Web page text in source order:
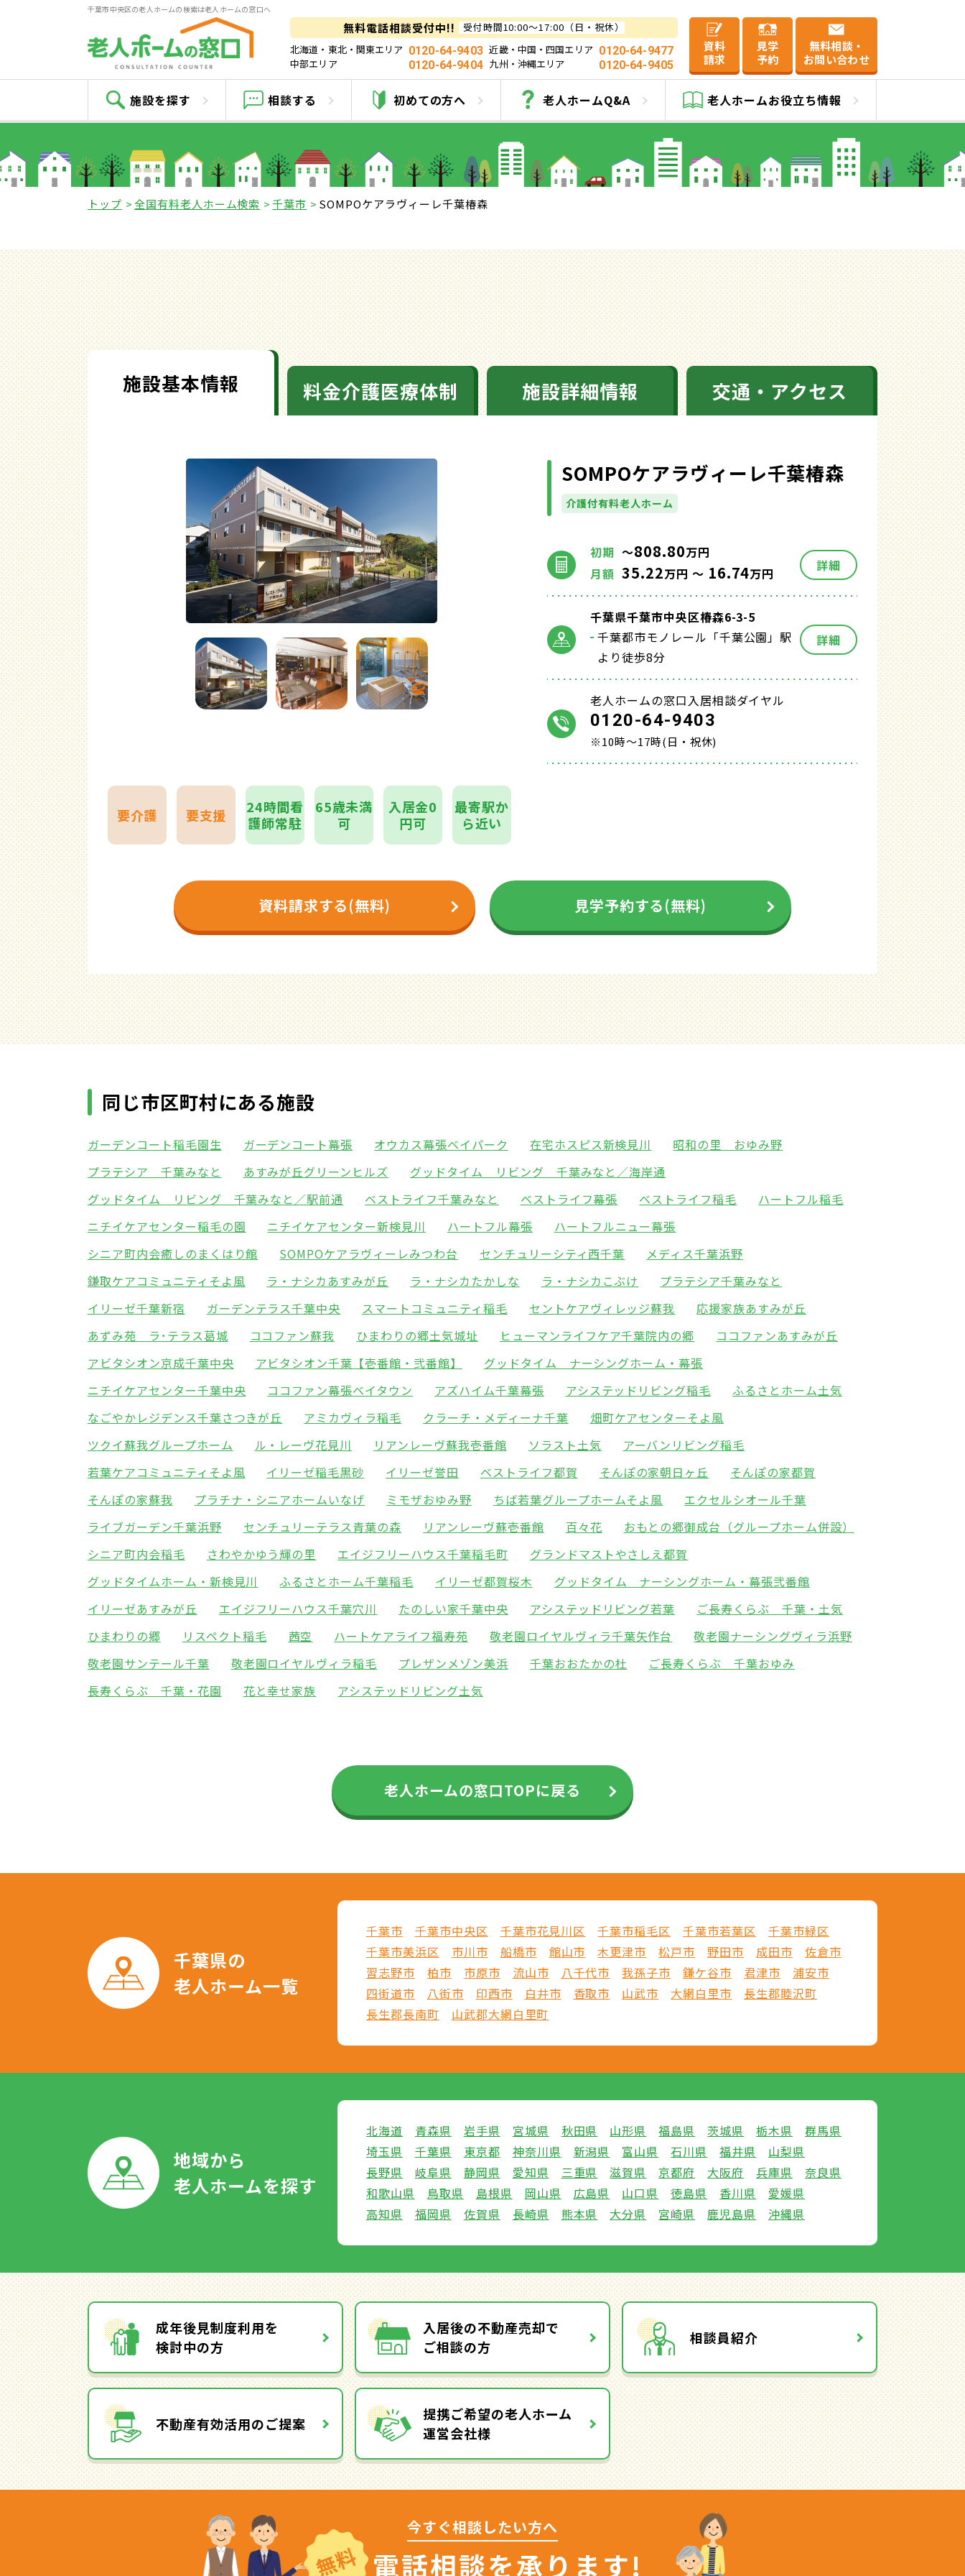
千葉市中央区の老人ホームの検索は老人ホームの窓口へ
無料電話相談受付中!!
受付時間10:00～17:00（日・祝休）
北海道・東北・関東エリア 0120-64-9403 近畿・中国・四国エリア 0120-64-9477
中部エリア
0120-64-9404 九州・沖縄エリア 0120-64-9405
資料
請求
見学
予約
無料相談・
お問い合わせ
施設を探す 相談する 初めての方へ 老人ホームQ&A 老人ホームお役立ち情報
SOMPOケアラヴィーレ千葉椿森
トップ 全国有料老人ホーム検索 千葉市 SOMPOケアラヴィーレ千葉椿森
施設基本情報 料金介護医療体制 施設詳細情報 交通・アクセス
SOMPOケアラヴィーレ千葉椿森
介護付有料老人ホーム
初期 ～808.80万円
月額 35.22万円 ～ 16.74万円 詳細
千葉県千葉市中央区椿森6-3-5
千葉都市モノレール「千葉公園」駅
より徒歩8分
詳細
老人ホームの窓口入居相談ダイヤル
0120-64-9403
※10時～17時(日・祝休)
要介護 要支援
24時間看
護師常駐
65歳未満
可
入居金0
円可
最寄駅か
ら近い
資料請求する(無料) 見学予約する(無料)
同じ市区町村にある施設
ガーデンコート稲毛園生 ガーデンコート幕張 オウカス幕張ベイパーク 在宅ホスピス新検見川
昭和の里 おゆみ野
プラテシア 千葉みなと
あすみが丘グリーンヒルズ
グッドタイム リビング 千葉みなと／海岸通
グッドタイム リビング 千葉みなと／駅前通
ベストライフ千葉みなと ベストライフ幕張 ベストライフ稲毛
ハートフル稲毛
ニチイケアセンター稲毛の園
ニチイケアセンター新検見川 ハートフル幕張
ハートフルニュー幕張
シニア町内会癒しのまくはり館
SOMPOケアラヴィーレみつわ台 センチュリーシティ西千葉
メディス千葉浜野
鎌取ケアコミュニティそよ風
ラ・ナシカあすみが丘 ラ・ナシカたかしな ラ・ナシカこぶけ
プラテシア千葉みなと
イリーゼ千葉新宿
ガーデンテラス千葉中央 スマートコミュニティ稲毛 セントケアヴィレッジ蘇我
応援家族あすみが丘
あずみ苑 ラ･テラス葛城
ココファン蘇我 ひまわりの郷土気城址 ヒューマンライフケア千葉院内の郷
ココファンあすみが丘
アビタシオン京成千葉中央
アビタシオン千葉【壱番館・弐番館】
グッドタイム ナーシングホーム・幕張
ニチイケアセンター千葉中央
ココファン幕張ベイタウン アズハイム千葉幕張 アシステッドリビング稲毛
ふるさとホーム土気
なごやかレジデンス千葉さつきが丘
アミカヴィラ稲毛 クラーチ・メディーナ千葉
畑町ケアセンターそよ風
ツクイ蘇我グループホーム
ル・レーヴ花見川 リアンレーヴ蘇我壱番館 ソラスト土気
アーバンリビング稲毛
若葉ケアコミュニティそよ風
イリーゼ稲毛黒砂 イリーゼ誉田 ベストライフ都賀 そんぽの家朝日ヶ丘
そんぽの家都賀
そんぽの家蘇我
プラチナ・シニアホームいなげ ミモザおゆみ野 ちば若葉グループホームそよ風
エクセルシオール千葉
ライブガーデン千葉浜野
センチュリーテラス青葉の森 リアンレーヴ蘇壱番館 百々花
おもとの郷御成台（グループホーム併設）
シニア町内会稲毛
さわやかゆう輝の里 エイジフリーハウス千葉稲毛町
グランドマストやさしえ都賀
グッドタイムホーム・新検見川
ふるさとホーム千葉稲毛 イリーゼ都賀桜木
グッドタイム ナーシングホーム・幕張弐番館
イリーゼあすみが丘
エイジフリーハウス千葉穴川 たのしい家千葉中央 アシステッドリビング若葉
ご長寿くらぶ 千葉・土気
ひまわりの郷
リスペクト稲毛 茜空 ハートケアライフ福寿苑 敬老園ロイヤルヴィラ千葉矢作台
敬老園ナーシングヴィラ浜野
敬老園サンテール千葉
敬老園ロイヤルヴィラ稲毛 プレザンメゾン美浜 千葉おおたかの杜
ご長寿くらぶ 千葉おゆみ
長寿くらぶ 千葉・花園
花と幸せ家族 アシステッドリビング土気
老人ホームの窓口TOPに戻る
千葉県の
老人ホーム一覧
千葉市 千葉市中央区 千葉市花見川区 千葉市稲毛区 千葉市若葉区
千葉市緑区
千葉市美浜区
市川市 船橋市 館山市 木更津市 松戸市 野田市 成田市
佐倉市
習志野市
柏市 市原市 流山市 八千代市 我孫子市 鎌ケ谷市 君津市
浦安市
四街道市
八街市 印西市 白井市 香取市 山武市 大網白里市
長生郡睦沢町
長生郡長南町
山武郡大網白里町
地域から
老人ホームを探す
北海道 青森県 岩手県 宮城県 秋田県 山形県 福島県 茨城県 栃木県
群馬県
埼玉県
千葉県 東京都 神奈川県 新潟県 富山県 石川県 福井県
山梨県
長野県
岐阜県 静岡県 愛知県 三重県 滋賀県 京都府 大阪府 兵庫県
奈良県
和歌山県
鳥取県 島根県 岡山県 広島県 山口県 徳島県 香川県
愛媛県
高知県
福岡県 佐賀県 長崎県 熊本県 大分県 宮崎県 鹿児島県 沖縄県
成年後見制度利用を
検討中の方
入居後の不動産売却で
ご相談の方
相談員紹介
不動産有効活用のご提案
提携ご希望の老人ホーム
運営会社様
無料
今すぐ相談したい方へ
電話相談を承ります!